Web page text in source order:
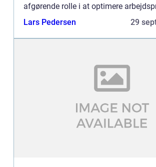
afgørende rolle i at optimere
øge sikkerheden for medarbejdere.
Lars Pedersen 29